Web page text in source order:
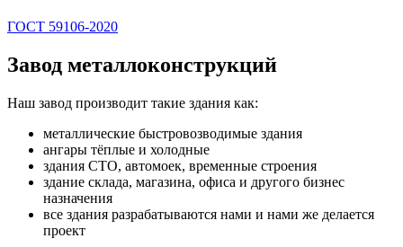
ГОСТ 59106-2020
Завод металлоконструкций
Наш завод производит такие здания как:
металлические быстровозводимые здания
ангары тёплые и холодные
здания СТО, автомоек, временные строения
здание склада, магазина, офиса и другого бизнес
назначения
все здания разрабатываются нами и нами же делается
проект